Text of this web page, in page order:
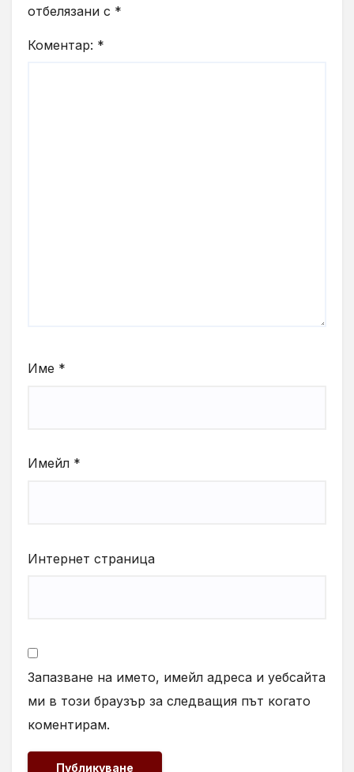
отбелязани с *
Коментар: *
Име *
Имейл *
Интернет страница
Запазване на името, имейл адреса и уебсайта
ми в този браузър за следващия път когато
коментирам.